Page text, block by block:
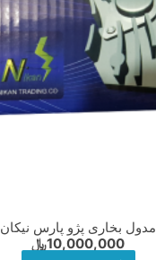
مدول بخاری پژو پارس نیکان
10,000,000﷼